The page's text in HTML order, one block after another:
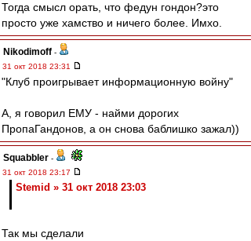
Тогда смысл орать, что федун гондон?это
просто уже хамство и ничего более. Имхо.
Nikodimoff -
31 окт 2018 23:31
"Клуб проигрывает информационную войну"
А, я говорил ЕМУ - найми дорогих
ПропаГандонов, а он снова баблишко зажал))
Squabbler -
31 окт 2018 23:17
Stemid » 31 окт 2018 23:03
Так мы сделали